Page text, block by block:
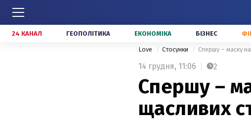
24 КАНАЛ ГЕОПОЛІТИКА ЕКОНОМІКА БІЗНЕС
Love Стосунки Спершу – маску
14 грудня, 11:06 2
Спершу –
щасливих